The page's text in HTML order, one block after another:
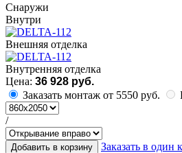
Cнаружи
Внутри
Внешняя отделка
Внутренняя отделка
Цена: 36 928 руб.
Заказать монтаж от 5550 руб.
/
Добавить в корзину
Заказать в один